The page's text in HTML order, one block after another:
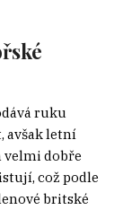
ruku
avšak letní
velmi dobře
což podle
britské